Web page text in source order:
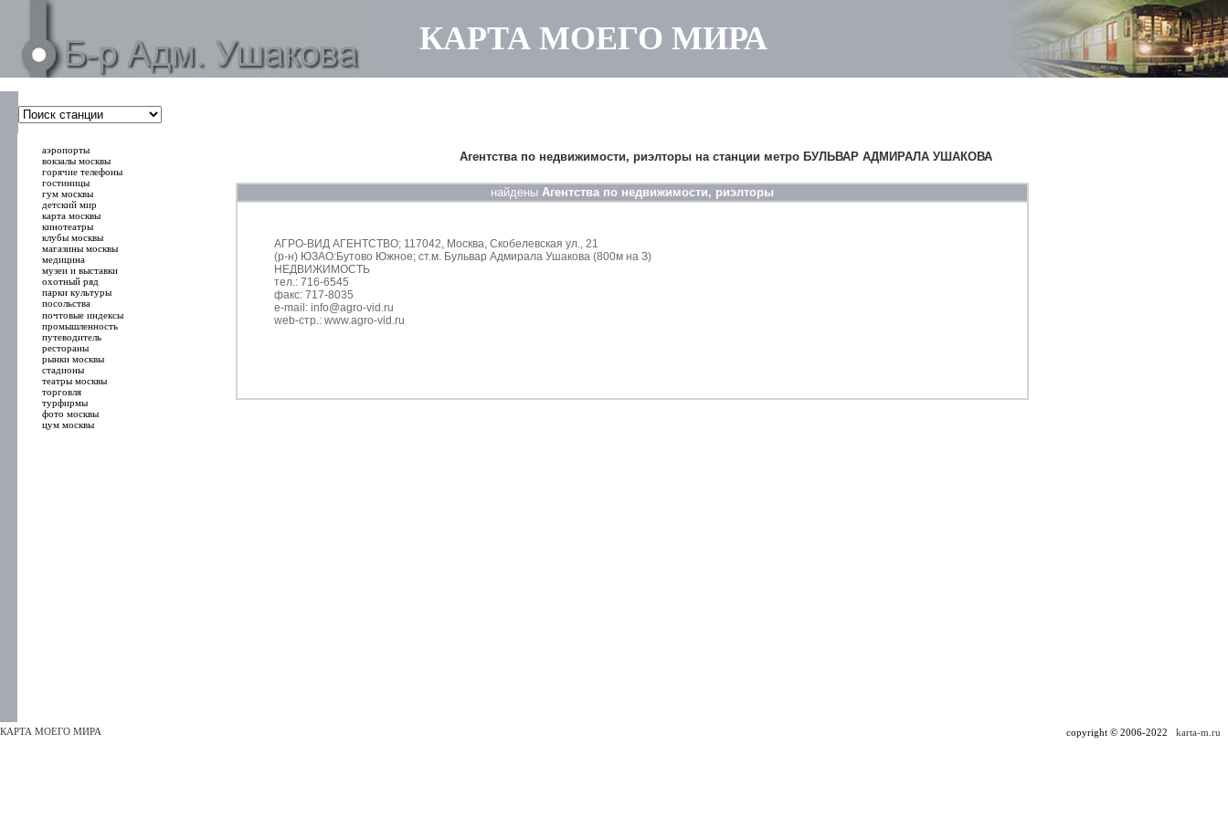
КАРТА МОЕГО МИРА
аэропорты
вокзалы москвы
горячие телефоны
гостиницы
гум москвы
детский мир
карта москвы
кинотеатры
клубы москвы
магазины москвы
медицина
музеи и выставки
охотный ряд
парки культуры
посольства
почтовые индексы
промышленность
путеводитель
рестораны
рынки москвы
стадионы
театры москвы
торговля
турфирмы
фото москвы
цум москвы
Агентства по недвижимости, риэлторы на станции метро БУЛЬВАР АДМИРАЛА УШАКОВА
найдены Агентства по недвижимости, риэлторы
АГРО-ВИД АГЕНТСТВО; 117042, Москва, Скобелевская ул., 21
(р-н) ЮЗАО:Бутово Южное; ст.м. Бульвар Адмирала Ушакова (800м на З)
НЕДВИЖИМОСТЬ
тел.: 716-6545
факс: 717-8035
e-mail: info@agro-vid.ru
web-стр.: www.agro-vid.ru
КАРТА МОЕГО МИРА copyright © 2006-2022 karta-m.ru